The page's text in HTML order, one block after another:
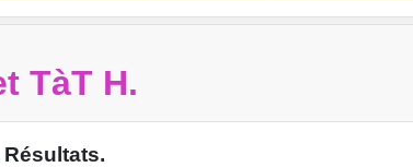
TàT H.
Résultats.